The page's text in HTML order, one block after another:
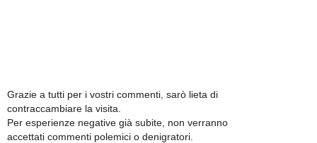
Grazie a tutti per i vostri commenti, sarò lieta di
contraccambiare la visita.
Per esperienze negative già subite, non verranno
accettati commenti polemici o denigratori.